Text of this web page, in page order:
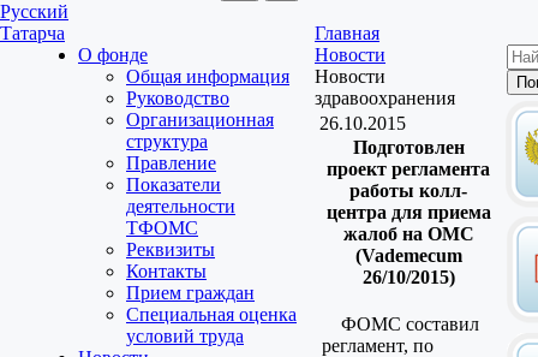
Русский
Татарча
О фонде
Общая информация
Руководство
Организационная
структура
Правление
Показатели
деятельности
ТФОМС
Реквизиты
Контакты
Прием граждан
Специальная оценка
условий труда
Главная
Новости
Новости
здравоохранения
26.10.2015
Подготовлен
проект регламента
работы колл-
центра для приема
жалоб на ОМС
(Vademecum
26/10/2015)
ФОМС составил
регламент, по